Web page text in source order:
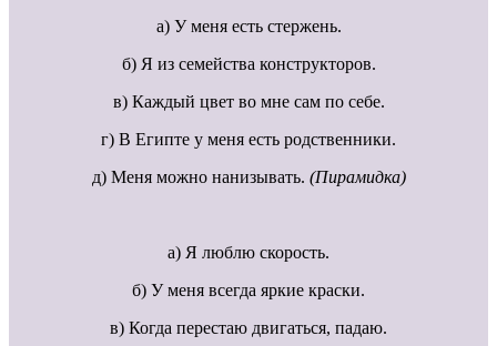
а) У меня есть стержень.
б) Я из семейства конструкторов.
в) Каждый цвет во мне сам по себе.
г) В Египте у меня есть родственники.
д) Меня можно нанизывать. (Пирамидка)
а) Я люблю скорость.
б) У меня всегда яркие краски.
в) Когда перестаю двигаться, падаю.